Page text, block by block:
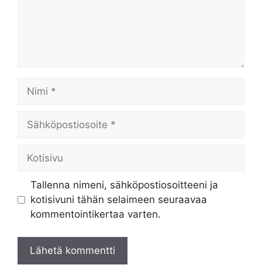
Nimi
Sähköpostiosoite
Kotisivu
Tallenna nimeni, sähköpostiosoitteeni ja
kotisivuni tähän selaimeen seuraavaa
kommentointikertaa varten.